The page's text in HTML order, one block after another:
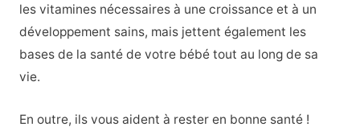
les vitamines nécessaires à une croissance et à un
développement sains, mais jettent également les
bases de la santé de votre bébé tout au long de sa
vie.
En outre, ils vous aident à rester en bonne santé !